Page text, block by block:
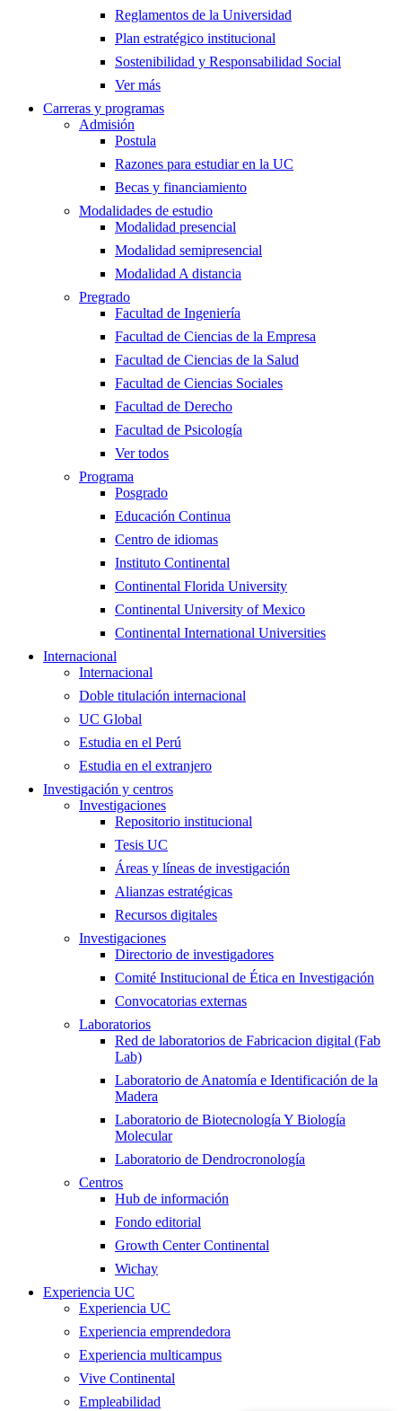
Reglamentos de la Universidad
Plan estratégico institucional
Sostenibilidad y Responsabilidad Social
Ver más
Carreras y programas
Admisión
Postula
Razones para estudiar en la UC
Becas y financiamiento
Modalidades de estudio
Modalidad presencial
Modalidad semipresencial
Modalidad A distancia
Pregrado
Facultad de Ingeniería
Facultad de Ciencias de la Empresa
Facultad de Ciencias de la Salud
Facultad de Ciencias Sociales
Facultad de Derecho
Facultad de Psicología
Ver todos
Programa
Posgrado
Educación Continua
Centro de idiomas
Instituto Continental
Continental Florida University
Continental University of Mexico
Continental International Universities
Internacional
Internacional
Doble titulación internacional
UC Global
Estudia en el Perú
Estudia en el extranjero
Investigación y centros
Investigaciones
Repositorio institucional
Tesis UC
Áreas y líneas de investigación
Alianzas estratégicas
Recursos digitales
Investigaciones
Directorio de investigadores
Comité Institucional de Ética en Investigación
Convocatorias externas
Laboratorios
Red de laboratorios de Fabricacion digital (Fab
Lab)
Laboratorio de Anatomía e Identificación de la
Madera
Laboratorio de Biotecnología Y Biología
Molecular
Laboratorio de Dendrocronología
Centros
Hub de información
Fondo editorial
Growth Center Continental
Wichay
Experiencia UC
Experiencia UC
Experiencia emprendedora
Experiencia multicampus
Vive Continental
Empleabilidad